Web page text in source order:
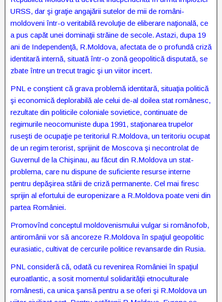
URSS, dar şi graţie angajării sutelor de mii de români-
moldoveni într-o veritabilă revoluţie de eliberare naţională, ce
a pus capăt unei dominaţii străine de secole. Astazi, dupa 19
ani de Independenţă, R.Moldova, afectata de o profundă criză
identitară internă, situată într-o zonă geopolitică disputată, se
zbate între un trecut tragic şi un viitor incert.
PNL e conştient că grava problemă identitară, situaţia politică
şi economică deplorabilă ale celui de-al doilea stat românesc,
rezultate din politicile coloniale sovietice, continuate de
regimurile neocomuniste dupa 1991, staţionarea trupelor
ruseşti de ocupaţie pe teritoriul R.Moldova, un teritoriu ocupat
de un regim terorist, sprijinit de Moscova şi necontrolat de
Guvernul de la Chişinau, au făcut din R.Moldova un stat-
problema, care nu dispune de suficiente resurse interne
pentru depăşirea stării de criză permanente. Cel mai firesc
sprijin al efortului de europenizare a R.Moldova poate veni din
partea României.
Promovînd conceptul moldovenismului vulgar si românofob,
antiromânii vor să ancoreze R.Moldova în spaţiul geopolitic
eurasiatic, cultivat de cercurile politice revansarde din Rusia.
PNL consideră că, odată cu revenirea României în spaţiul
euroatlantic, a sosit momentul solidarităţii etnoculturale
românesti, ca unica şansă pentru a se oferi şi R.Moldova un